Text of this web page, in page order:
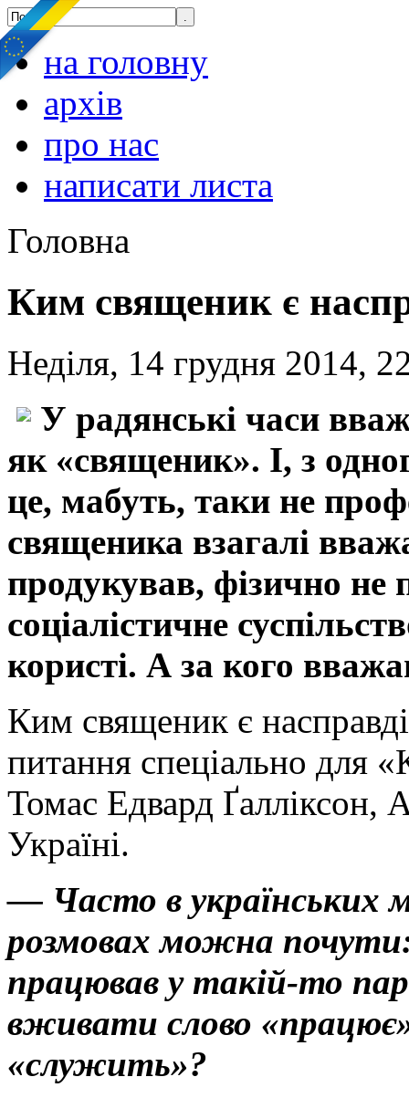
на головну
архів
про нас
написати листа
Головна
Ким священик є
Неділя, 14 грудня 2014,
У радянські часи
як «священик». І, з
це, мабуть, таки не
священика взагалі
продукував, фізично
соціалістичне
користі. А за кого
Ким священик є
питання спеціально для
Томас Едвард Ґалліксон,
Україні.
— Часто в українських
розмовах можна
працював у такій-то
вживати слово
«служить»?